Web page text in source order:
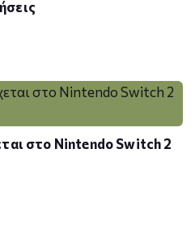
στο Nintendo Switch 2